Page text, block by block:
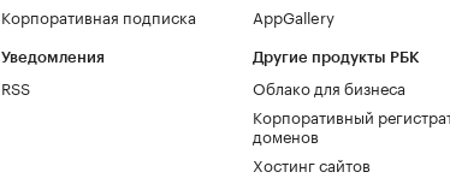
Корпоративная подписка
Уведомления
RSS
AppGallery
Другие продукты РБК
Облако для бизнеса
Корпоративный
доменов
Хостинг сайтов